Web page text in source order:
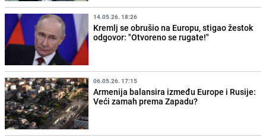
14.05.26. 18:26
Kremlj se obrušio na Europu, stigao žestok
odgovor: "Otvoreno se rugate!"
06.05.26. 17:15
Armenija balansira između Europe i Rusije:
Veći zamah prema Zapadu?